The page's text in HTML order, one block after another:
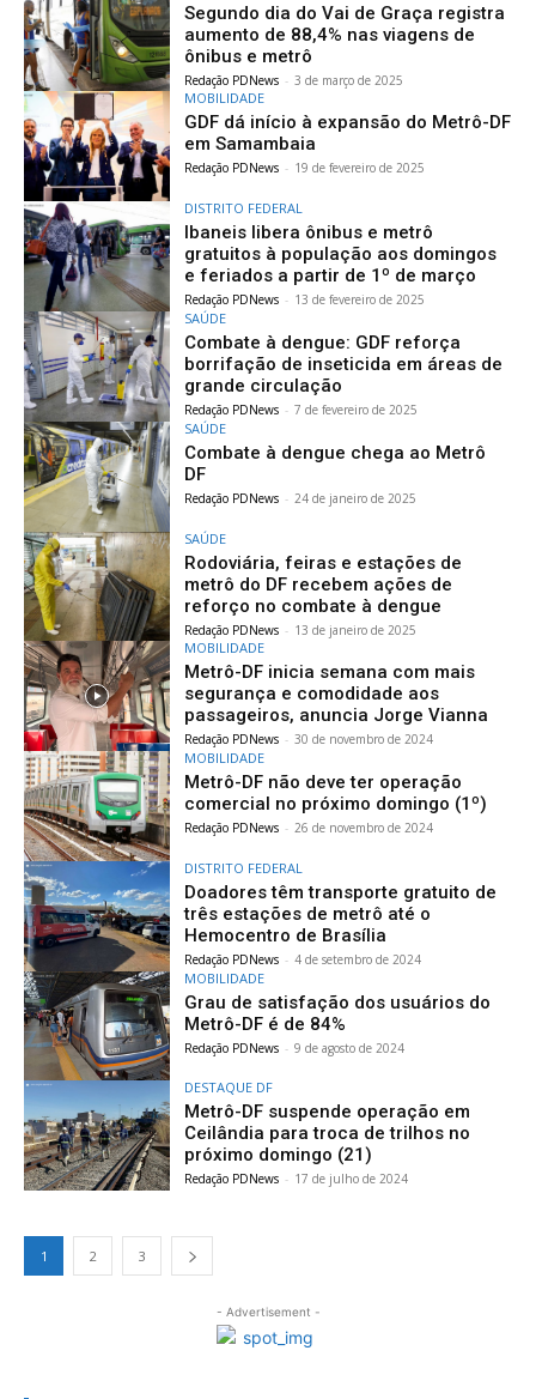
Segundo dia do Vai de Graça registra
aumento de 88,4% nas viagens de
ônibus e metrô
Redação PDNews - 3 de março de 2025
MOBILIDADE
GDF dá início à expansão do Metrô-DF
em Samambaia
Redação PDNews - 19 de fevereiro de 2025
DISTRITO FEDERAL
Ibaneis libera ônibus e metrô
gratuitos à população aos domingos
e feriados a partir de 1º de março
Redação PDNews - 13 de fevereiro de 2025
SAÚDE
Combate à dengue: GDF reforça
borrifação de inseticida em áreas de
grande circulação
Redação PDNews - 7 de fevereiro de 2025
SAÚDE
Combate à dengue chega ao Metrô
DF
Redação PDNews - 24 de janeiro de 2025
SAÚDE
Rodoviária, feiras e estações de
metrô do DF recebem ações de
reforço no combate à dengue
Redação PDNews - 13 de janeiro de 2025
MOBILIDADE
Metrô-DF inicia semana com mais
segurança e comodidade aos
passageiros, anuncia Jorge Vianna
Redação PDNews - 30 de novembro de 2024
MOBILIDADE
Metrô-DF não deve ter operação
comercial no próximo domingo (1º)
Redação PDNews - 26 de novembro de 2024
DISTRITO FEDERAL
Doadores têm transporte gratuito de
três estações de metrô até o
Hemocentro de Brasília
Redação PDNews - 4 de setembro de 2024
MOBILIDADE
Grau de satisfação dos usuários do
Metrô-DF é de 84%
Redação PDNews - 9 de agosto de 2024
DESTAQUE DF
Metrô-DF suspende operação em
Ceilândia para troca de trilhos no
próximo domingo (21)
Redação PDNews - 17 de julho de 2024
1 2 3
- Advertisement -